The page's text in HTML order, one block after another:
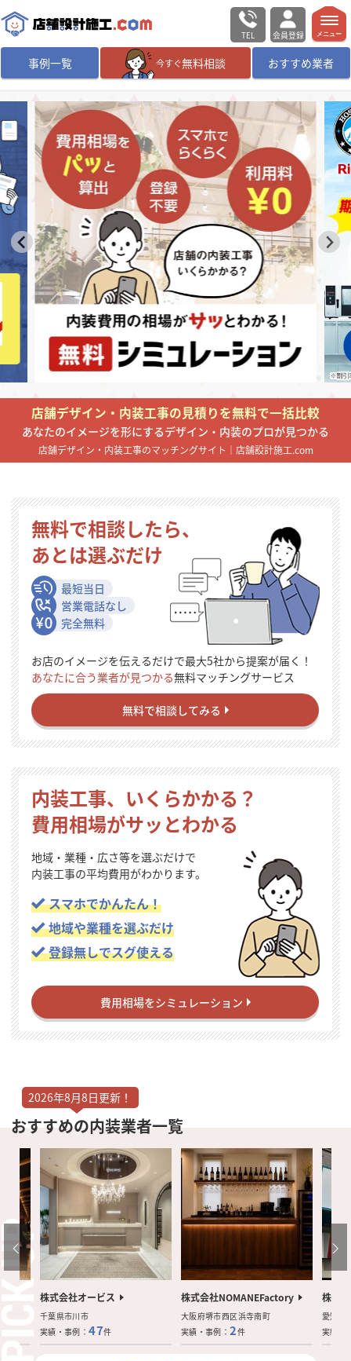
TEL 会員登録
事例一覧 今すぐ無料相談 おすすめ業者
ログイン／会員登録
デザイン設計・施工業者を探す
店舗・商業施設の 施工事例を探す
マッチング案件一覧
店舗設計施工.comとは
内装の費用相場シミュレーター
掲載希望のデザイン設計・施工会社様へ
店舗開業・改装をご検討中の方へ
メニュー
店舗デザイン・内装工事の見積りを無料で一括比較
あなたのイメージを形にするデザイン・内装のプロが見つかる
店舗デザイン・内装工事のマッチングサイト｜店舗設計施工.com
無料で相談したら、
あとは選ぶだけ
最短当日
営業電話なし
完全無料
お店のイメージを伝えるだけで最大5社から提案が届く！
あなたに合う業者が見つかる無料マッチングサービス
無料で相談してみる
内装工事、いくらかかる？
費用相場がサッとわかる
地域・業種・広さ等を選ぶだけで
内装工事の平均費用がわかります。
スマホでかんたん！
地域や業種を選ぶだけ
登録無しでスグ使える
費用相場をシミュレーション
おすすめの内装業者一覧
2026年8月8日更新！
株式会社オービス
千葉県市川市
実績・事例：47件
株式会社NOMANEFactory
大阪府堺市西区浜寺南町
実績・事例：2件
株式
愛知県
実績・